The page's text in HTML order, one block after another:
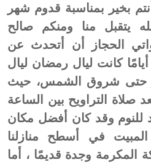
بخير بمناسبة قدوم شهر
يتقبل منا ومنكم صالح
الحجاز أن أتحدث عن
أيامًا كانت ليال رمضان ليال
حتى شروق الشمس، حيث
التراويح بين الساعة
للنوم وقد كان أفضل مكان
في أسطح منازلنا
المكرمة وجدة قديمًا ، أما